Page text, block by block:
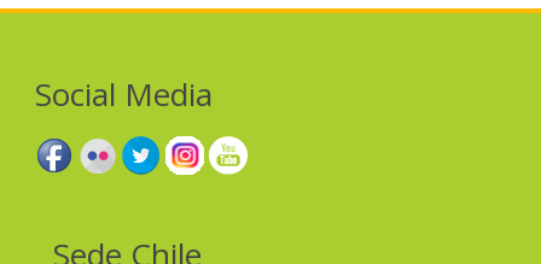
Social Media
Sede Chile